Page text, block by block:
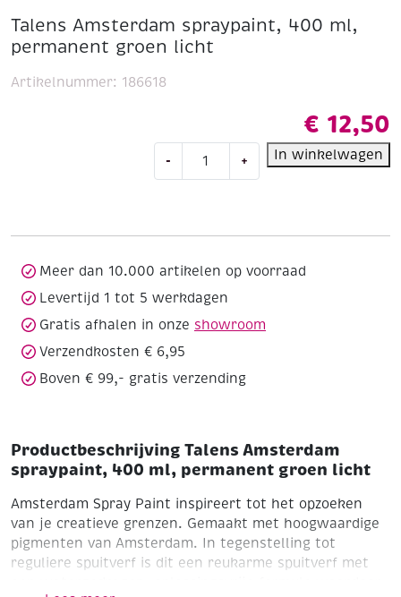
Talens Amsterdam spraypaint, 400 ml,
permanent groen licht
€ 12,50
-
Amsterdam
groen
+ In winkelwagen
Artikelnummer: 186618
Meer dan 10.000 artikelen op voorraad
Levertijd 1 tot 5 werkdagen
Gratis afhalen in onze showroom
Verzendkosten € 6,95
Boven € 99,- gratis verzending
Productbeschrijving Talens Amsterdam
spraypaint, 400 ml, permanent groen licht
Amsterdam Spray Paint inspireert tot het opzoeken
van je creatieve grenzen. Gemaakt met hoogwaardige
pigmenten van Amsterdam. In tegenstelling tot
reguliere spuitverf is dit een reukarme spuitverf met